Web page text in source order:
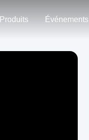
Produits Événements